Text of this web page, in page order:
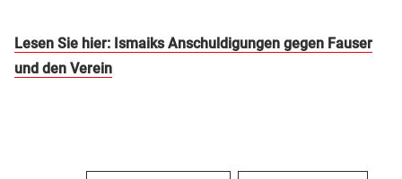
Lesen Sie hier: Ismaiks Anschuldigungen gegen Fauser
und den Verein